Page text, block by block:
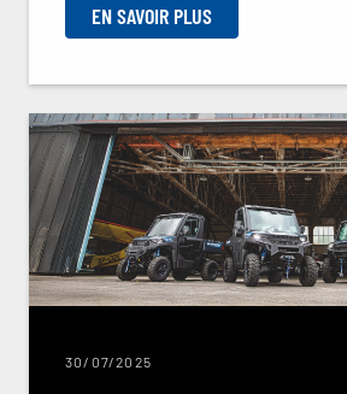
EN SAVOIR PLUS
30/07/2025